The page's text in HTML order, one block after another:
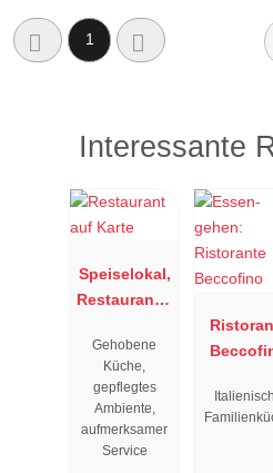
1
Interessante
Speiselokal,
Restaurant "
"
Gehobene
Küche,
gepflegtes
Ambiente,
aufmerksamer
Service